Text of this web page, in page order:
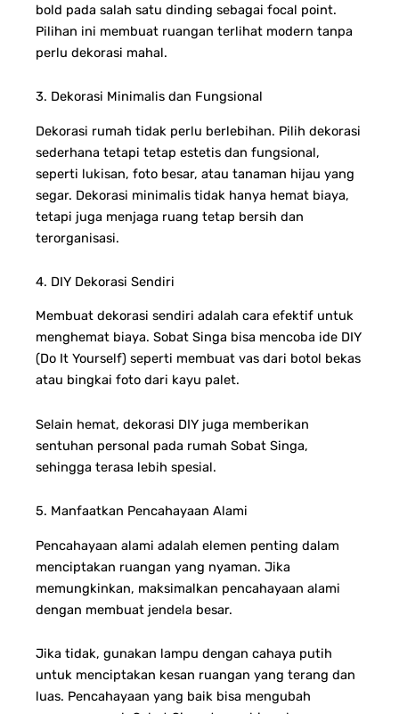
bold pada salah satu dinding sebagai focal point.
Pilihan ini membuat ruangan terlihat modern tanpa
perlu dekorasi mahal.
3. Dekorasi Minimalis dan Fungsional
Dekorasi rumah tidak perlu berlebihan. Pilih dekorasi
sederhana tetapi tetap estetis dan fungsional,
seperti lukisan, foto besar, atau tanaman hijau yang
segar. Dekorasi minimalis tidak hanya hemat biaya,
tetapi juga menjaga ruang tetap bersih dan
terorganisasi.
4. DIY Dekorasi Sendiri
Membuat dekorasi sendiri adalah cara efektif untuk
menghemat biaya. Sobat Singa bisa mencoba ide DIY
(Do It Yourself) seperti membuat vas dari botol bekas
atau bingkai foto dari kayu palet.
Selain hemat, dekorasi DIY juga memberikan
sentuhan personal pada rumah Sobat Singa,
sehingga terasa lebih spesial.
5. Manfaatkan Pencahayaan Alami
Pencahayaan alami adalah elemen penting dalam
menciptakan ruangan yang nyaman. Jika
memungkinkan, maksimalkan pencahayaan alami
dengan membuat jendela besar.
Jika tidak, gunakan lampu dengan cahaya putih
untuk menciptakan kesan ruangan yang terang dan
luas. Pencahayaan yang baik bisa mengubah